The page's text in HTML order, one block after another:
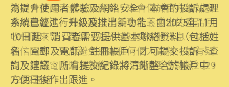
消委會提醒消費者及商戶，本會僅於官方網站發
布消費警示。如接獲以消委會名義發出的產品回
收相關來電、電郵、短訊或社交媒體訊息，切勿
輕信回應，更應避免透露任何個人資料。如有疑
問，請致電防騙易熱線18222或消委會熱線2929
2222查詢。
為提升使用者體驗及網絡安全，本會的投訴處理
系統已經進行升級及推出新功能。由2025年11月
10日起，消費者需要提供基本聯絡資料（包括姓
名、電郵及電話）註冊帳戶，才可提交投訴、查
詢及建議。所有提交紀錄將清晰整合於帳戶中，
方便日後作出跟進。